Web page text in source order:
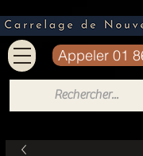
Appeler 01